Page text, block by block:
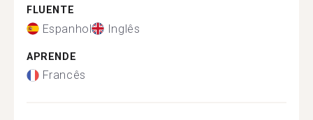
FLUENTE
Espanhol Inglês
APRENDE
Francês